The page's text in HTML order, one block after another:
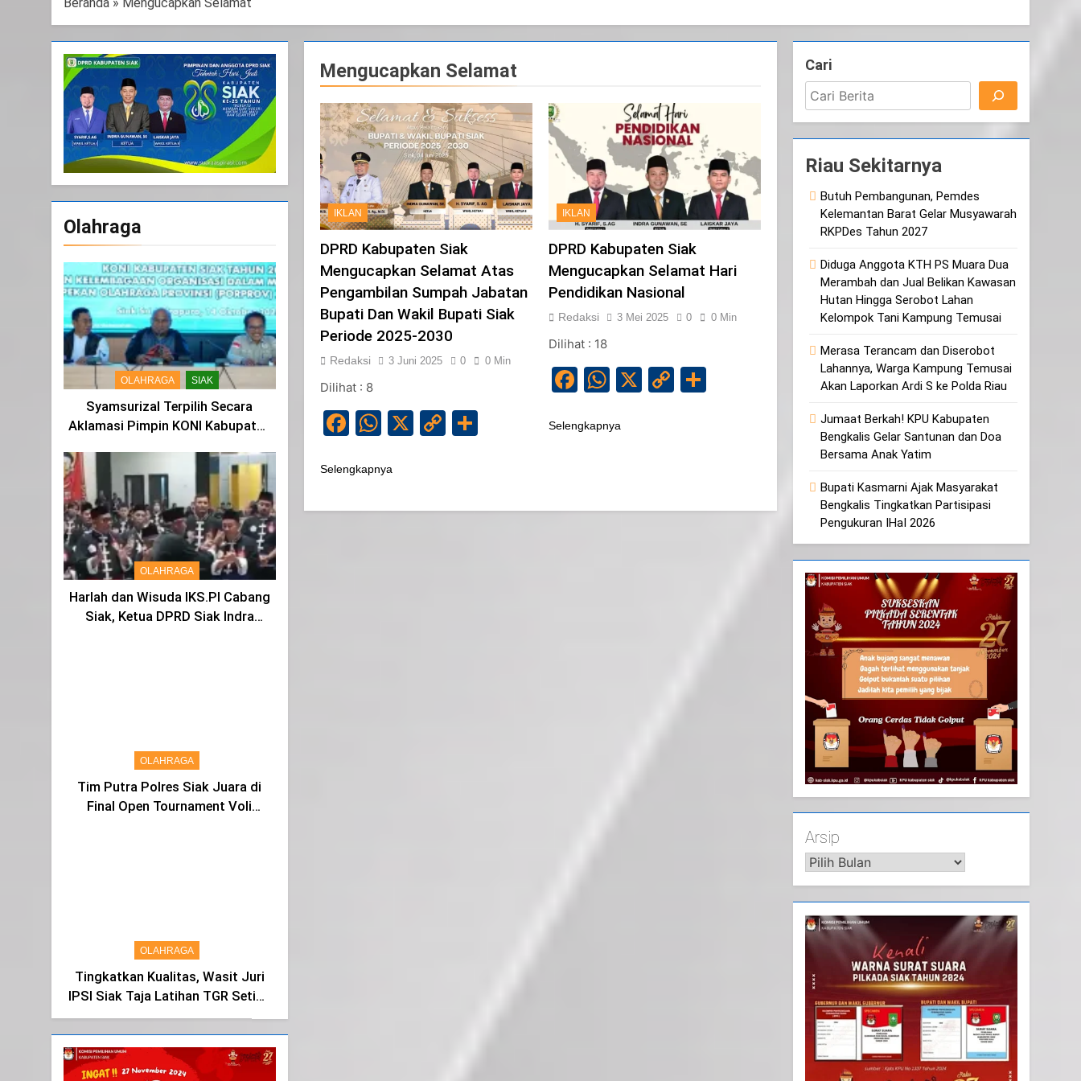
Beranda » Mengucapkan Selamat
Olahraga
OLAHRAGA SIAK
Syamsurizal Terpilih Secara
Aklamasi Pimpin KONI Kabupaten
OLAHRAGA
Harlah dan Wisuda IKS.PI Cabang
Siak, Ketua DPRD Siak Indra
OLAHRAGA
Tim Putra Polres Siak Juara di
Final Open Tournament Voli
OLAHRAGA
Tingkatkan Kualitas, Wasit Juri
IPSI Siak Taja Latihan TGR Setiap
Tiga Bulan Sekali
Mengucapkan Selamat
IKLAN
DPRD Kabupaten Siak
Mengucapkan Selamat Atas
Pengambilan Sumpah Jabatan
Bupati Dan Wakil Bupati Siak
Periode 2025-2030
Redaksi 3 Juni 2025 0 0 Min
Dilihat : 8
Facebook
WhatsApp
X
Copy
Selengkapnya
IKLAN
DPRD Kabupaten Siak
Mengucapkan Selamat Hari
Pendidikan Nasional
Redaksi 3 Mei 2025 0 0 Min
Dilihat : 18
Facebook
WhatsApp
X
Copy
Selengkapnya
Cari
Riau Sekitarnya
Butuh Pembangunan, Pemdes
Kelemantan Barat Gelar Musyawarah
RKPDes Tahun 2027
Diduga Anggota KTH PS Muara Dua
Merambah dan Jual Belikan Kawasan
Hutan Hingga Serobot Lahan
Kelompok Tani Kampung Temusai
Merasa Terancam dan Diserobot
Lahannya, Warga Kampung Temusai
Akan Laporkan Ardi S ke Polda Riau
Jumaat Berkah! KPU Kabupaten
Bengkalis Gelar Santunan dan Doa
Bersama Anak Yatim
Bupati Kasmarni Ajak Masyarakat
Bengkalis Tingkatkan Partisipasi
Pengukuran IHaI 2026
Arsip